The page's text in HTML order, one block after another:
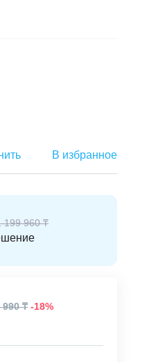
В избранное
199 960 ₸
990 ₸ -18%